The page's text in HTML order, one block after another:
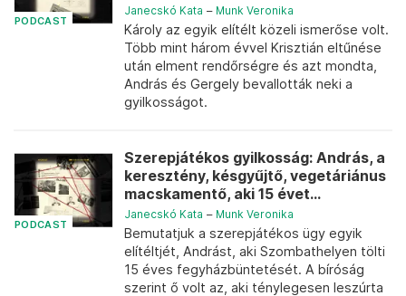
PODCAST
Janecskó Kata – Munk Veronika
Károly az egyik elítélt közeli ismerőse volt.
Több mint három évvel Krisztián eltűnése
után elment rendőrségre és azt mondta,
András és Gergely bevallották neki a
gyilkosságot.
PODCAST
Szerepjátékos gyilkosság: András, a
keresztény, késgyűjtő, vegetáriánus
macskamentő, aki 15 évet...
Janecskó Kata – Munk Veronika
Bemutatjuk a szerepjátékos ügy egyik
elítéltjét, Andrást, aki Szombathelyen tölti
15 éves fegyházbüntetését. A bíróság
szerint ő volt az, aki ténylegesen leszúrta